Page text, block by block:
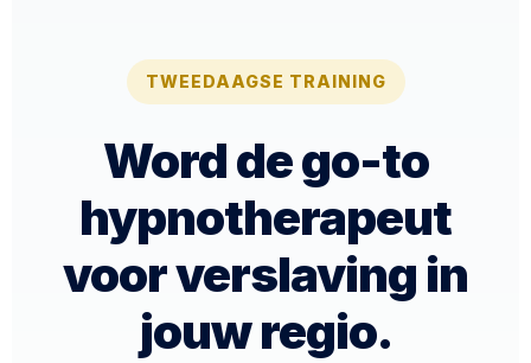
TWEEDAAGSE TRAINING
Word de go-to
hypnotherapeut
voor verslaving in
jouw regio.